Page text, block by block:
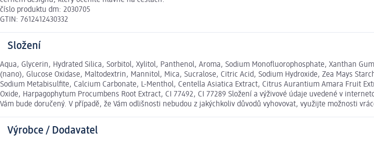
číslo produktu dm: 2030705
GTIN: 7612412430332
Složení
Aqua, Glycerin, Hydrated Silica, Sorbitol, Xylitol, Panthenol, Aroma, Sodium Monofluorophosphate, Xanthan
(nano), Glucose Oxidase, Maltodextrin, Mannitol, Mica, Sucralose, Citric Acid, Sodium Hydroxide, Zea Mays
Sodium Metabisulfite, Calcium Carbonate, L-Menthol, Centella Asiatica Extract, Citrus Aurantium Amara Fruit
Oxide, Harpagophytum Procumbens Root Extract, CI 77492, CI 77289 Složení a výživové údaje uvedené v
Vám bude doručený. V případě, že Vám odlišnosti nebudou z jakýchkoliv důvodů vyhovovat, využijte možnosti
Výrobce / Dodavatel